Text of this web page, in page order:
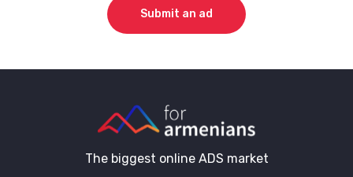
Submit an ad
The biggest online ADS market